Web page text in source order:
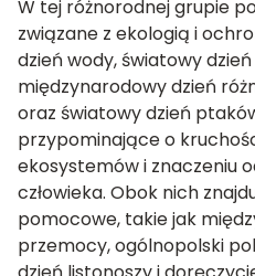
W tej różnorodnej grupie
związane z ekologią i
dzień wody, światowy dzień
międzynarodowy dzień
oraz światowy dzień
przypominające o
ekosystemów i znaczeniu
człowieka. Obok nich
pomocowe, takie jak
przemocy, ogólnopolski